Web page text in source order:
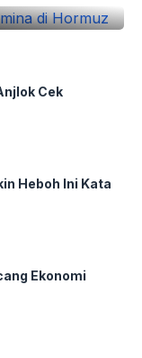
Cek
Heboh Ini Kata
Ekonomi